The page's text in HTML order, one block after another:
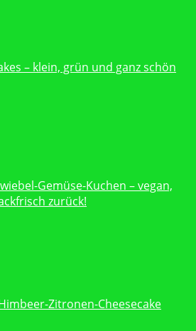
– klein, grün und ganz schön
Gemüse-Kuchen – vegan,
zurück!
Zitronen-Cheesecake